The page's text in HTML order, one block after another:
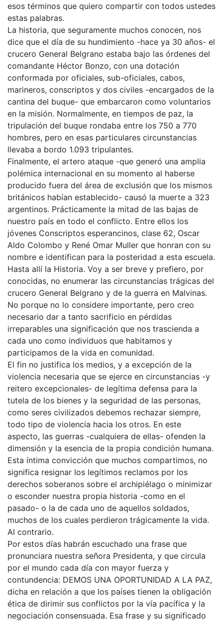
esos términos que quiero compartir con todos ustedes
estas palabras.
La historia, que seguramente muchos conocen, nos
dice que el día de su hundimiento -hace ya 30 años- el
crucero General Belgrano estaba bajo las órdenes del
comandante Héctor Bonzo, con una dotación
conformada por oficiales, sub-oficiales, cabos,
marineros, conscriptos y dos civiles -encargados de la
cantina del buque- que embarcaron como voluntarios
en la misión. Normalmente, en tiempos de paz, la
tripulación del buque rondaba entre los 750 a 770
hombres, pero en esas particulares circunstancias
llevaba a bordo 1.093 tripulantes.
Finalmente, el artero ataque -que generó una amplia
polémica internacional en su momento al haberse
producido fuera del área de exclusión que los mismos
británicos habían establecido- causó la muerte a 323
argentinos. Prácticamente la mitad de las bajas de
nuestro país en todo el conflicto. Entre ellos los
jóvenes Conscriptos esperancinos, clase 62, Oscar
Aldo Colombo y René Omar Muller que honran con su
nombre e identifican para la posteridad a esta escuela.
Hasta allí la Historia. Voy a ser breve y prefiero, por
conocidas, no enumerar las circunstancias trágicas del
crucero General Belgrano y de la guerra en Malvinas.
No porque no lo considere importante, pero creo
necesario dar a tanto sacrificio en pérdidas
irreparables una significación que nos trascienda a
cada uno como individuos que habitamos y
participamos de la vida en comunidad.
El fin no justifica los medios, y a excepción de la
violencia necesaria que se ejerce en circunstancias -y
reitero excepcionales- de legítima defensa para la
tutela de los bienes y la seguridad de las personas,
como seres civilizados debemos rechazar siempre,
todo tipo de violencia hacia los otros. En este
aspecto, las guerras -cualquiera de ellas- ofenden la
dimensión y la esencia de la propia condición humana.
Esta íntima convicción que muchos compartimos, no
significa resignar los legítimos reclamos por los
derechos soberanos sobre el archipiélago o minimizar
o esconder nuestra propia historia -como en el
pasado- o la de cada uno de aquellos soldados,
muchos de los cuales perdieron trágicamente la vida.
Al contrario.
Por estos días habrán escuchado una frase que
pronunciara nuestra señora Presidenta, y que circula
por el mundo cada día con mayor fuerza y
contundencia: DEMOS UNA OPORTUNIDAD A LA PAZ,
dicha en relación a que los países tienen la obligación
ética de dirimir sus conflictos por la vía pacífica y la
negociación consensuada. Esa frase y su significado